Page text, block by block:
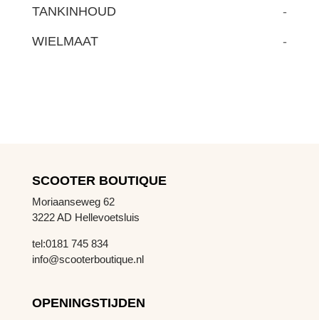
TANKINHOUD -
WIELMAAT -
SCOOTER BOUTIQUE
Moriaanseweg 62
3222 AD Hellevoetsluis
tel:0181 745 834
info@scooterboutique.nl
OPENINGSTIJDEN